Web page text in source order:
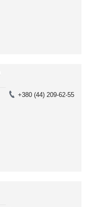
+380 (44) 209-62-55